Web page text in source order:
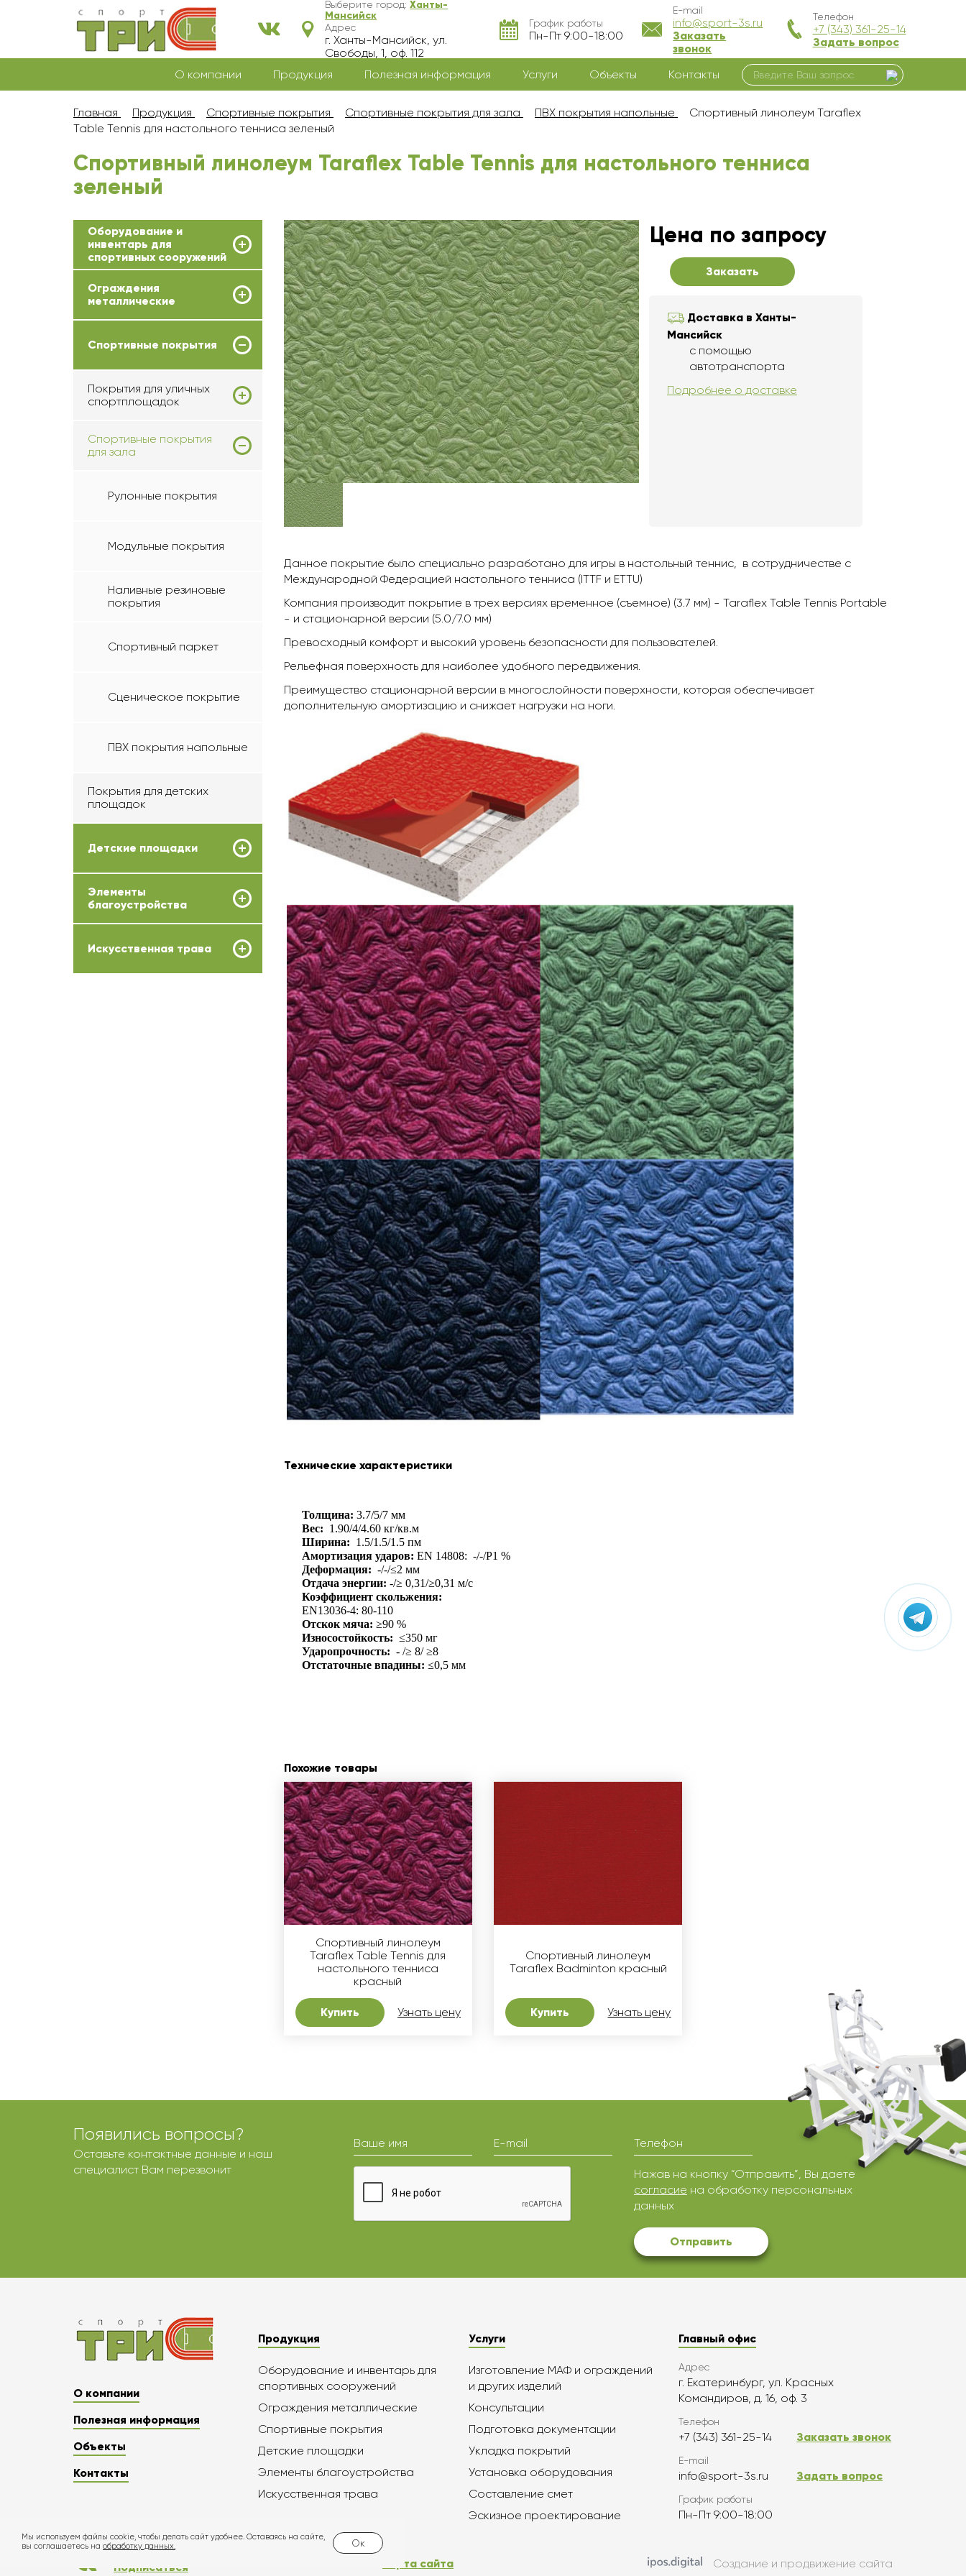
Выберите город:Ханты-
Мансийск
Адрес
г. Ханты-Мансийск, ул.
Свободы, 1, оф. 112
График работы
Пн-Пт 9:00-18:00
E-mail
info@sport-3s.ru
Заказать
звонок
Телефон
+7 (343) 361-25-14
Задать вопрос
О компании Продукция Полезная информация Услуги Объекты Контакты
Главная Продукция Спортивные покрытия Спортивные покрытия для зала ПВХ покрытия напольные
Спортивный линолеум Taraflex
Table Tennis для настольного тенниса зеленый
Спортивный линолеум Taraflex Table Tennis для настольного тенниса
зеленый
Оборудование и
инвентарь для
спортивных сооружений
Ограждения
металлические
Спортивные покрытия
Покрытия для уличных
спортплощадок
Спортивные покрытия
для зала
Рулонные покрытия
Модульные покрытия
Наливные резиновые
покрытия
Спортивный паркет
Сценическое покрытие
ПВХ покрытия напольные
Покрытия для детских
площадок
Детские площадки
Элементы
благоустройства
Искусственная трава
Цена по запросу
Заказать
Доставка в Ханты-
Мансийск
с помощью
автотранспорта
Подробнее о доставке
Данное покрытие было специально разработано для игры в настольный теннис, в сотрудничестве с
Международной Федерацией настольного тенниса (ITTF и ETTU)
Компания производит покрытие в трех версиях временное (съемное) (3.7 мм) - Taraflex Table Tennis Portable
- и стационарной версии (5.0/7.0 мм)
Превосходный комфорт и высокий уровень безопасности для пользователей.
Рельефная поверхность для наиболее удобного передвижения.
Преимущество стационарной версии в многослойности поверхности, которая обеспечивает
дополнительную амортизацию и снижает нагрузки на ноги.
Технические характеристики
Толщина: 3.7/5/7 мм
Вес: 1.90/4/4.60 кг/кв.м
Ширина: 1.5/1.5/1.5 пм
Амортизация ударов: EN 14808: -/-/P1 %
Деформация: -/-/≤2 мм
Отдача энергии: -/≥ 0,31/≥0,31 м/с
Коэффициент скольжения:
EN13036-4: 80-110
Отскок мяча: ≥90 %
Износостойкость: ≤350 мг
Ударопрочность: - /≥ 8/ ≥8
Отстаточные впадины: ≤0,5 мм
Похожие товары
Спортивный линолеум
Taraflex Table Tennis для
настольного тенниса
красный
Купить Узнать цену
Спортивный линолеум
Taraflex Badminton красный
Купить Узнать цену
Появились вопросы?
Оставьте контактные данные и наш
специалист Вам перезвонит
Ваше имя E-mail Телефон
Нажав на кнопку “Отправить”, Вы даете
согласие на обработку персональных
данных
Отправить
О компании
Полезная информация
Объекты
Контакты
Продукция
Оборудование и инвентарь для
спортивных сооружений
Ограждения металлические
Спортивные покрытия
Детские площадки
Элементы благоустройства
Искусственная трава
Услуги
Изготовление МАФ и ограждений
и других изделий
Консультации
Подготовка документации
Укладка покрытий
Установка оборудования
Составление смет
Эскизное проектирование
Главный офис
Адрес
г. Екатеринбург, ул. Красных
Командиров, д. 16, оф. 3
Телефон
+7 (343) 361-25-14 Заказать звонок
E-mail
info@sport-3s.ru Задать вопрос
График работы
Пн-Пт 9:00-18:00
Подписаться Карта сайта Создание и продвижение сайта
Мы используем файлы cookie, чтобы делать сайт удобнее. Оставаясь на сайте,
вы соглашаетесь на обработку данных. Ок